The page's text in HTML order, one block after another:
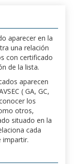
aparecer en la
una relación
con certificado
de la lista.
aparecen
( GA, GC,
los
otros,
situado en la
cada
impartir.